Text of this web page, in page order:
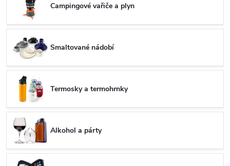
Campingové vařiče a plyn
Smaltované nádobí
Termosky a termohrnky
Alkohol a párty